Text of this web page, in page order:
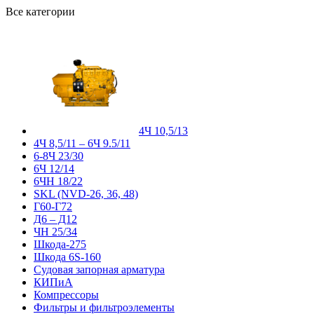
Все категории
4Ч 10,5/13
4Ч 8,5/11 – 6Ч 9.5/11
6-8Ч 23/30
6Ч 12/14
6ЧН 18/22
SKL (NVD-26, 36, 48)
Г60-Г72
Д6 – Д12
ЧН 25/34
Шкода-275
Шкода 6S-160
Судовая запорная арматура
КИПиА
Компрессоры
Фильтры и фильтроэлементы